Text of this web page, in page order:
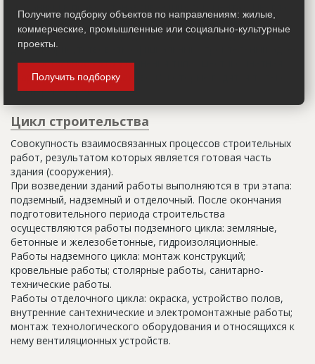
строительные организации делают свои добавления
(например, вторая очередь). В официальных документах
должен присутствовать официальный строительный адрес,
а все остальное - это уточнения типа "шестикомнатная
квартира с большой кладовой", которые годятся только
для переговоров.
Цикл строительства
Совокупность взаимосвязанных процессов строительных
работ, результатом которых является готовая часть
здания (сооружения).
При возведении зданий работы выполняются в три этапа:
подземный, надземный и отделочный. После окончания
подготовительного периода строительства
осуществляются работы подземного цикла: земляные,
бетонные и железобетонные, гидроизоляционные.
Работы надземного цикла: монтаж конструкций;
кровельные работы; столярные работы, санитарно-
технические работы.
Работы отделочного цикла: окраска, устройство полов,
внутренние сантехнические и электромонтажные работы;
монтаж технологического оборудования и относящихся к
нему вентиляционных устройств.
Получите подборку объектов по направлениям: жилые,
коммерческие, промышленные или социально-культурные
проекты.
Получить подборку